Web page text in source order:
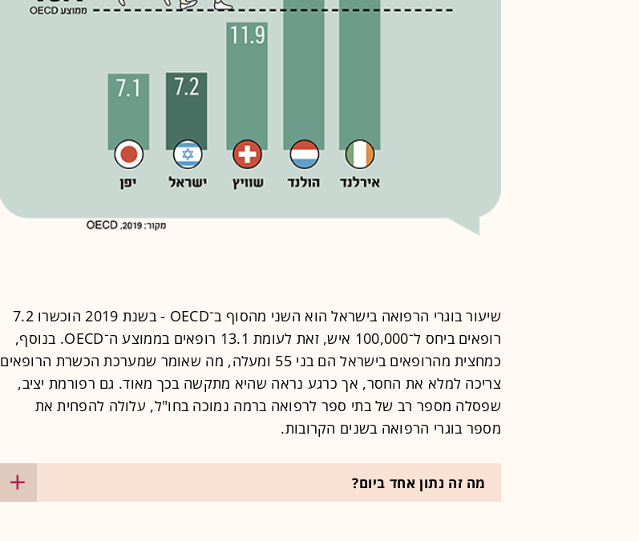
שיעור בוגרי הרפואה בישראל הוא השני מהסוף ב־OECD - בשנת 2019 הוכשרו 7.2
רופאים ביחס ל־100,000 איש, זאת לעומת 13.1 רופאים בממוצע ה־OECD. בנוסף,
כמחצית מהרופאים בישראל הם בני 55 ומעלה, מה שאומר שמערכת הכשרת הרופאים
צריכה למלא את החסר, אך כרגע נראה שהיא מתקשה בכך מאוד. גם רפורמת יציב,
שפסלה מספר רב של בתי ספר לרפואה ברמה נמוכה בחו"ל, עלולה להפחית את
מספר בוגרי הרפואה בשנים הקרובות.
מה זה נתון אחד ביום?